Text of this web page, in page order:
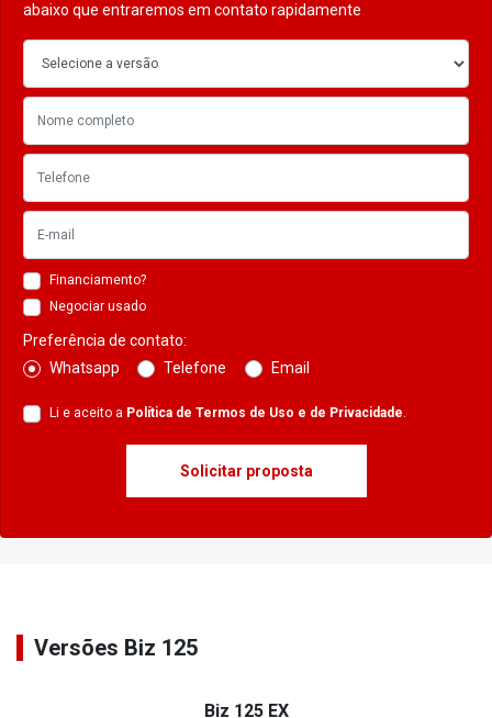
abaixo que entraremos em contato rapidamente
Financiamento?
Negociar usado
Preferência de contato:
Whatsapp
Telefone Email
Li e aceito a Política de Termos de Uso e de Privacidade.
Solicitar proposta
Versões Biz 125
Biz 125 EX